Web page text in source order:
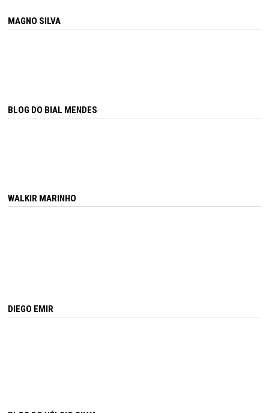
MAGNO SILVA
BLOG DO BIAL MENDES
WALKIR MARINHO
DIEGO EMIR